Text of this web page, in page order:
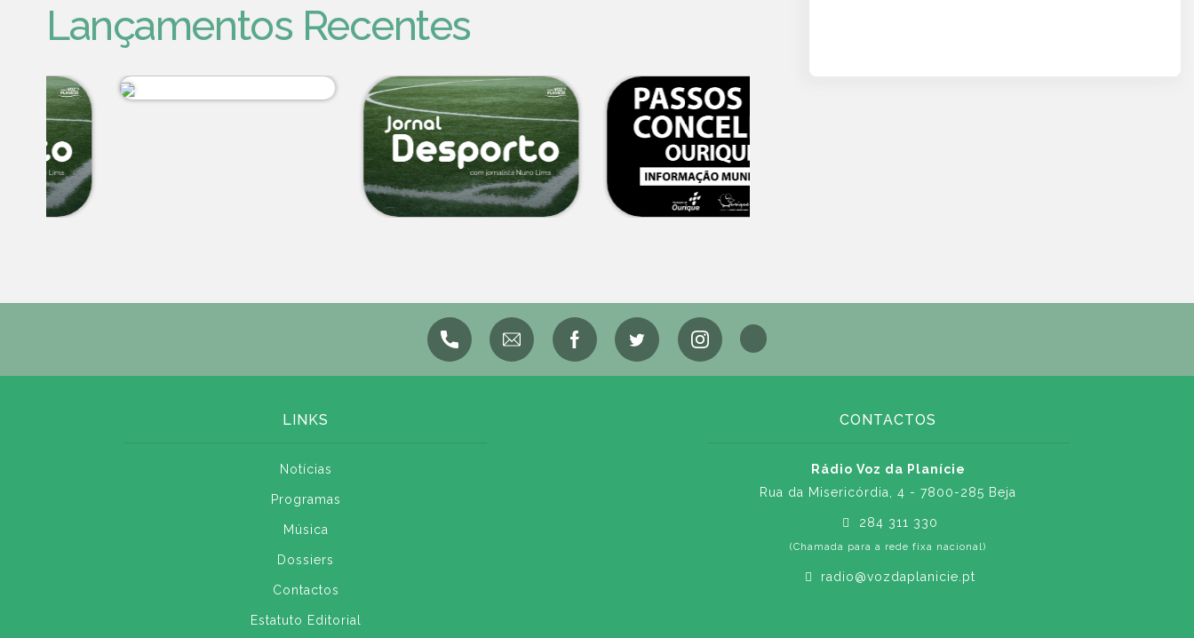
Lançamentos Recentes
LINKS
Notícias
Programas
Música
Dossiers
Contactos
Estatuto Editorial
CONTACTOS
Rádio Voz da Planície
Rua da Misericórdia, 4 - 7800-285 Beja
284 311 330
(Chamada para a rede fixa nacional)
radio@vozdaplanicie.pt